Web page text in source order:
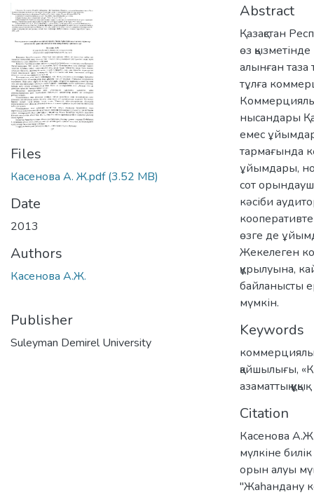
Files
Касенова А. Ж.pdf(3.52 MB)
Date
2013
Authors
Касенова А.Ж.
Publisher
Suleyman Demirel University
Abstract
Қазақстан
өз
алынған таза
тұлға
нысандары
емес
тармағында
ұйымдары,
сот
кәсіби
өзге де
Жекелеген
құрылуына,
байланысты
мүмкін.
Keywords
қайшылығы,
азаматтық құқық
Citation
Касенова
мүлкіне
орын алуы
"Жаһандану